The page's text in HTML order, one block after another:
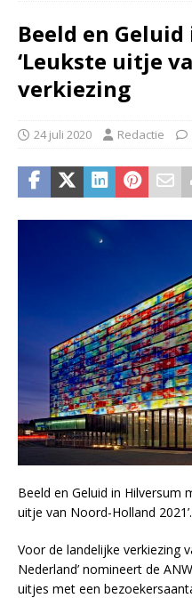
Beeld en
‘Leukste uitje
verkiezing
24 juli 2020 Redactie
Beeld en Geluid in Hilversum
uitje van Noord-Holland 2021’.
Voor de landelijke verkiezing
Nederland’ nomineert de
uitjes met een